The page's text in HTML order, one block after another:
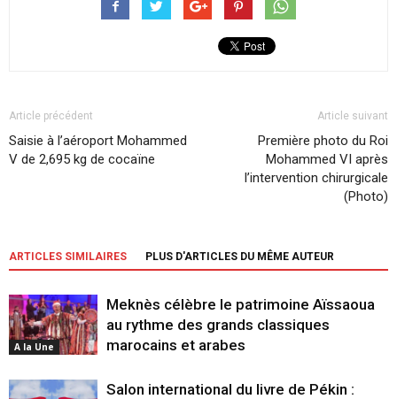
Article précédent
Saisie à l’aéroport Mohammed
V de 2,695 kg de cocaïne
Article suivant
Première photo du Roi
Mohammed VI après
l’intervention chirurgicale
(Photo)
ARTICLES SIMILAIRES PLUS D'ARTICLES DU MÊME AUTEUR
A la Une
Meknès célèbre le patrimoine Aïssaoua
au rythme des grands classiques
marocains et arabes
Salon international du livre de Pékin :